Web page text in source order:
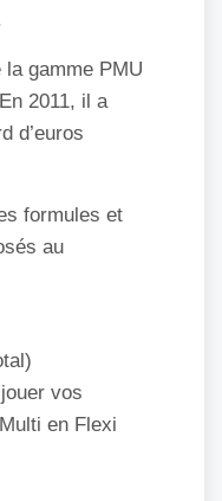
gamme PMU
2011, il a
d’euros
formules et
au
vos
en Flexi